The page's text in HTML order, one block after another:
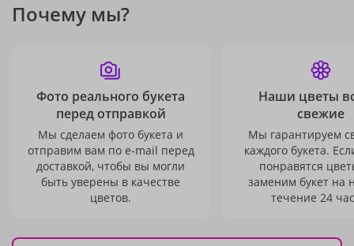
Почему мы?
Фото реального букета
перед отправкой
Мы сделаем фото букета и
отправим вам по e-mail перед
доставкой, чтобы вы могли
быть уверены в качестве
цветов.
Наши цветы
свежие
Мы гарантируем
каждого букета.
понравятся
заменим букет на
течение 24